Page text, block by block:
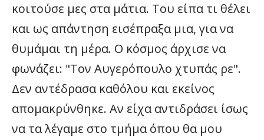
κοιτούσε μες στα μάτια. Του είπα τι θέλει
και ως απάντηση εισέπραξα μια, για να
θυμάμαι τη μέρα. Ο κόσμος άρχισε να
φωνάζει: "Τον Αυγερόπουλο χτυπάς ρε".
Δεν αντέδρασα καθόλου και εκείνος
απομακρύνθηκε. Αν είχα αντιδράσει ίσως
να τα λέγαμε στο τμήμα όπου θα μου